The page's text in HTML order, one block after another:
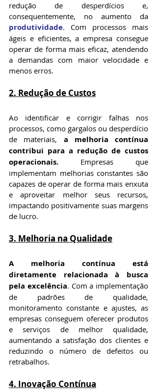
redução de desperdícios e,
produtividade. Com processos mais
ágeis e eficientes, a empresa consegue
operar de forma mais eficaz, atendendo
a demandas com maior velocidade e
menos erros.
2. Redução de Custos
Ao identificar e corrigir falhas nos
processos, como gargalos ou desperdício
de materiais, a melhoria contínua
contribui para a redução de custos
operacionais. Empresas que
implementam melhorias constantes são
capazes de operar de forma mais enxuta
e aproveitar melhor seus recursos,
impactando positivamente suas margens
de lucro.
3. Melhoria na Qualidade
A melhoria contínua está
diretamente relacionada à busca
pela excelência. Com a implementação
de padrões de qualidade,
monitoramento constante e ajustes, as
empresas conseguem oferecer produtos
e serviços de melhor qualidade,
aumentando a satisfação dos clientes e
reduzindo o número de defeitos ou
retrabalhos.
4. Inovação Contínua